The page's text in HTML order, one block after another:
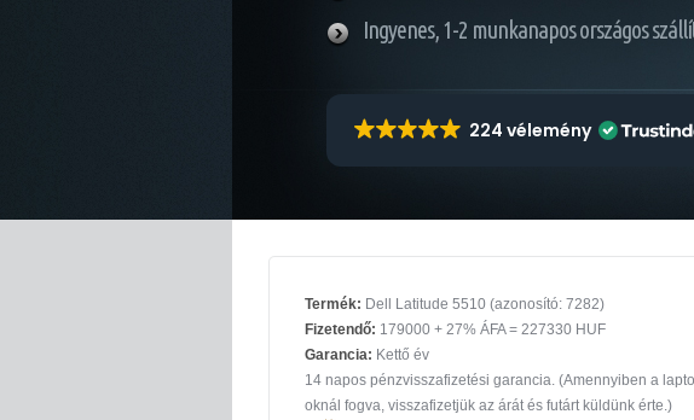
Ingyenes, 1-2 munkanapos országos
224 vélemény
Termék: Dell Latitude 5510 (azonosító: 7282)
Fizetendő: 179000 + 27% ÁFA = 227330 HUF
Garancia: Kettő év
14 napos pénzvisszafizetési garancia. (Amennyiben a
oknál fogva, visszafizetjük az árát és futárt küldünk érte.)